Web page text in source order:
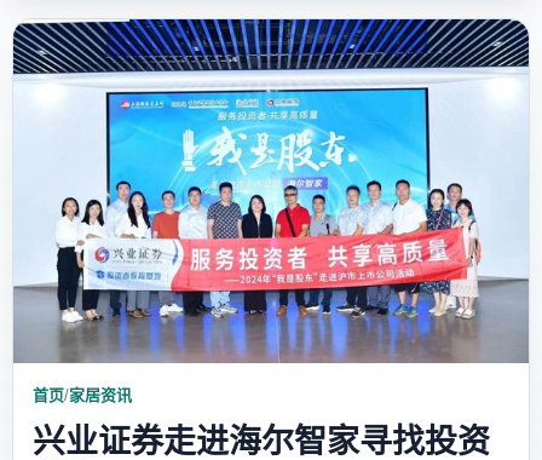
首页 家居资讯
家居风水 家居欣赏
装修设计
家具知识 家居文化
家装攻略 创意家居
首页/家居资讯
兴业证券走进海尔智家寻找投资